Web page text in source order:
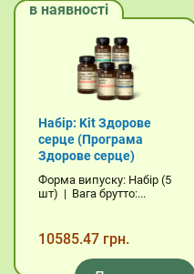
в наявності
Набір: Kit Здорове
серце (Програма
Здорове серце)
Форма випуску: Набір (5
шт) | Вага брутто:...
10585.47 грн.